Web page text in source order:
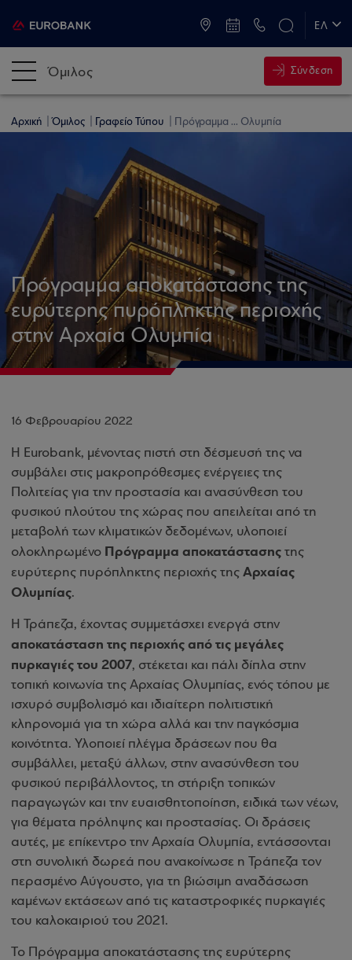
ΕΛ
Όμιλος Σύνδεση
Αρχική Όμιλος Γραφείο Τύπου Πρόγραμμα ... Ολυμπία
Πρόγραμμα αποκατάστασης της
ευρύτερης πυρόπληκτης περιοχής
στην Αρχαία Ολυμπία
16 Φεβρουαρίου 2022
H Eurobank, μένοντας πιστή στη δέσμευσή της να
συμβάλει στις μακροπρόθεσμες ενέργειες της
Πολιτείας για την προστασία και ανασύνθεση του
φυσικού πλούτου της χώρας που απειλείται από τη
μεταβολή των κλιματικών δεδομένων, υλοποιεί
ολοκληρωμένο Πρόγραμμα αποκατάστασης της
ευρύτερης πυρόπληκτης περιοχής της Αρχαίας
Ολυμπίας.
Η Τράπεζα, έχοντας συμμετάσχει ενεργά στην
αποκατάσταση της περιοχής από τις μεγάλες
πυρκαγιές του 2007, στέκεται και πάλι δίπλα στην
τοπική κοινωνία της Αρχαίας Ολυμπίας, ενός τόπου με
ισχυρό συμβολισμό και ιδιαίτερη πολιτιστική
κληρονομιά για τη χώρα αλλά και την παγκόσμια
κοινότητα. Υλοποιεί πλέγμα δράσεων που θα
συμβάλλει, μεταξύ άλλων, στην ανασύνθεση του
φυσικού περιβάλλοντος, τη στήριξη τοπικών
παραγωγών και την ευαισθητοποίηση, ειδικά των νέων,
για θέματα πρόληψης και προστασίας. Οι δράσεις
αυτές, με επίκεντρο την Αρχαία Ολυμπία, εντάσσονται
στη συνολική δωρεά που ανακοίνωσε η Τράπεζα τον
περασμένο Αύγουστο, για τη βιώσιμη αναδάσωση
καμένων εκτάσεων από τις καταστροφικές πυρκαγιές
του καλοκαιριού του 2021.
Το Πρόγραμμα αποκατάστασης της ευρύτερης